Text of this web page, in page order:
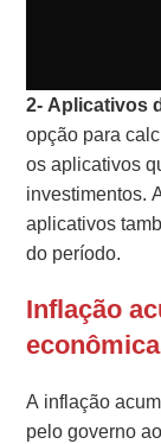
2- Aplicativos
opção para
os aplicativos
investimentos.
aplicativos
do período.
Inflação
A inflação
pelo governo